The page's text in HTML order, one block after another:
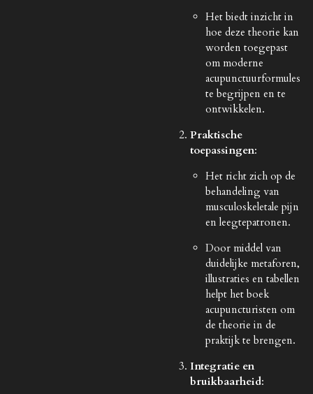
Het biedt inzicht in
hoe deze theorie kan
worden toegepast
om moderne
acupunctuurformules
te begrijpen en te
ontwikkelen.
Praktische
toepassingen:
Het richt zich op de
behandeling van
musculoskeletale pijn
en leegtepatronen.
Door middel van
duidelijke metaforen,
illustraties en tabellen
helpt het boek
acupuncturisten om
de theorie in de
praktijk te brengen.
Integratie en
bruikbaarheid: